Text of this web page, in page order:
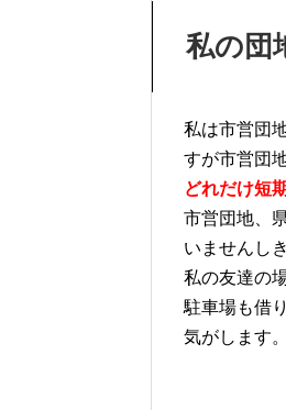
私の団
私は市営団
すが市営団
どれだけ短
市営団地、
いませんし
私の友達の
駐車場も借
気がします。